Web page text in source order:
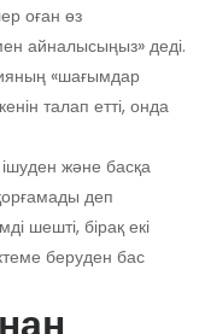
оған өз
айналысыңыз» деді.
«шағымдар
талап етті, онда
және басқа
деп
шешті, бірақ екі
беруден бас